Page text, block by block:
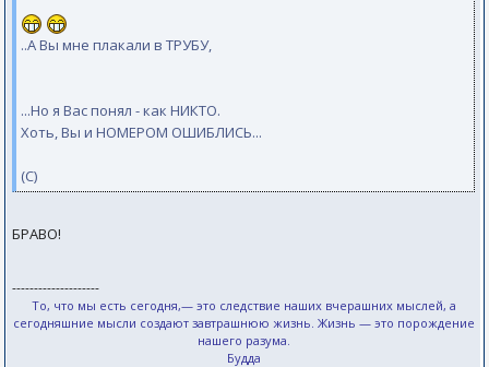
..А Вы мне плакали в ТРУБУ,
...Но я Вас понял - как НИКТО.
Хоть, Вы и НОМЕРОМ ОШИБЛИСЬ...
(С)
БРАВО!
--------------------
То, что мы есть сегодня,— это следствие наших вчерашних мыслей, а
сегодняшние мысли создают завтрашнюю жизнь. Жизнь — это порождение
нашего разума.
Будда